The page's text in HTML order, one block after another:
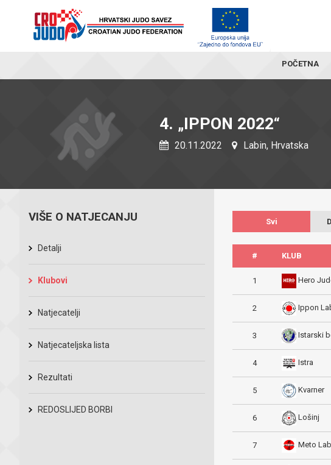
POČETNA
4. „IPPON 2022“
20.11.2022 Labin, Hrvatska
VIŠE O NATJECANJU
Detalji
Klubovi
Natjecatelji
Natjecateljska lista
Rezultati
REDOSLIJED BORBI
Svi
# KLUB
1 Hero
2 Ippon
3 Istarski
4 Istra
5 Kvarner
6 Lošinj
7 Meto